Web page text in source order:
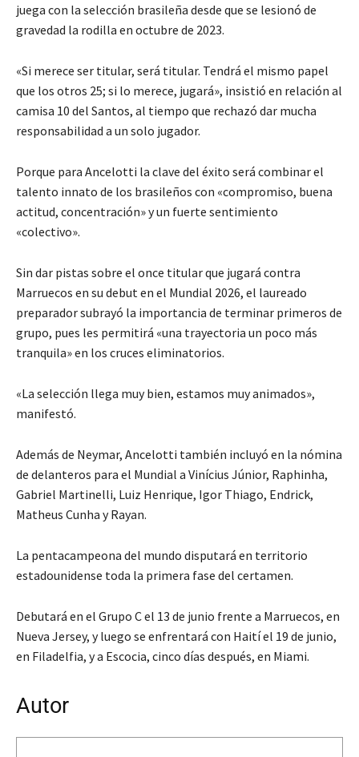
juega con la selección brasileña desde que se lesionó de
gravedad la rodilla en octubre de 2023.
«Si merece ser titular, será titular. Tendrá el mismo papel
que los otros 25; si lo merece, jugará», insistió en relación al
camisa 10 del Santos, al tiempo que rechazó dar mucha
responsabilidad a un solo jugador.
Porque para Ancelotti la clave del éxito será combinar el
talento innato de los brasileños con «compromiso, buena
actitud, concentración» y un fuerte sentimiento
«colectivo».
Sin dar pistas sobre el once titular que jugará contra
Marruecos en su debut en el Mundial 2026, el laureado
preparador subrayó la importancia de terminar primeros de
grupo, pues les permitirá «una trayectoria un poco más
tranquila» en los cruces eliminatorios.
«La selección llega muy bien, estamos muy animados»,
manifestó.
Además de Neymar, Ancelotti también incluyó en la nómina
de delanteros para el Mundial a Vinícius Júnior, Raphinha,
Gabriel Martinelli, Luiz Henrique, Igor Thiago, Endrick,
Matheus Cunha y Rayan.
La pentacampeona del mundo disputará en territorio
estadounidense toda la primera fase del certamen.
Debutará en el Grupo C el 13 de junio frente a Marruecos, en
Nueva Jersey, y luego se enfrentará con Haití el 19 de junio,
en Filadelfia, y a Escocia, cinco días después, en Miami.
Autor